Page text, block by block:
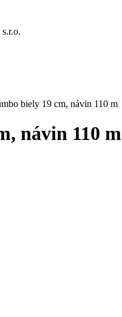
biely 19 cm, návin 110 m
návin 110 m